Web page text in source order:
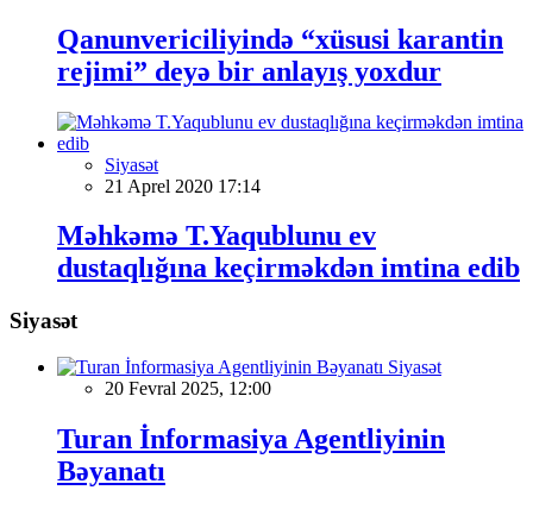
Qanunvericiliyində “xüsusi karantin
rejimi” deyə bir anlayış yoxdur
Siyasət
21 Aprel 2020 17:14
Məhkəmə T.Yaqublunu ev
dustaqlığına keçirməkdən imtina edib
Siyasət
Siyasət
20 Fevral 2025, 12:00
Turan İnformasiya Agentliyinin
Bəyanatı